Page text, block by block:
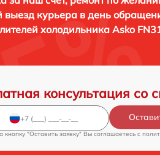
выезд курьера в день
холодильника Asko
консультация со
кнопку "Оставить заявку" Вы соглашаетесь c